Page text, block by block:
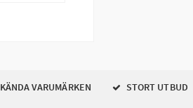
KÄNDA VARUMÄRKEN STORT UTBUD